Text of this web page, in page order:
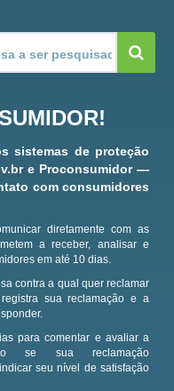
sistemas de proteção
e Proconsumidor —
com consumidores
diretamente com as
a receber, analisar e
em até 10 dias.
contra a qual quer reclamar
sua reclamação e a
para comentar e avaliar a
se sua reclamação
seu nível de satisfação